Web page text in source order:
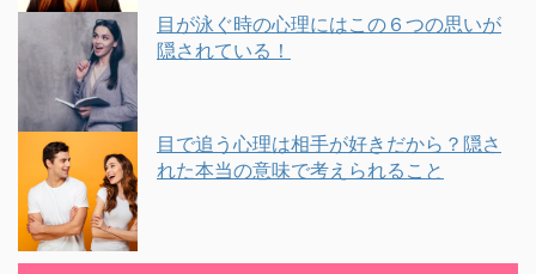
目が泳ぐ時の心理にはこの６つの思いが
隠されている！
目で追う心理は相手が好きだから？隠さ
れた本当の意味で考えられること